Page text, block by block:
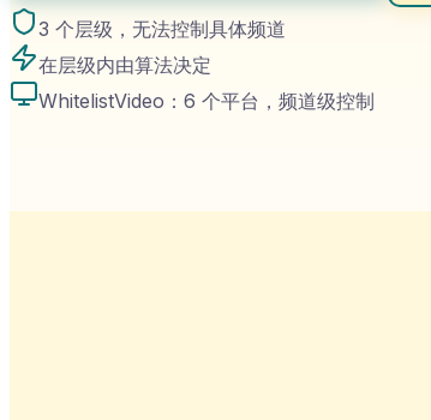
3 个层级，无法控制具体频道
在层级内由算法决定
WhitelistVideo：6 个平台，频道级控制